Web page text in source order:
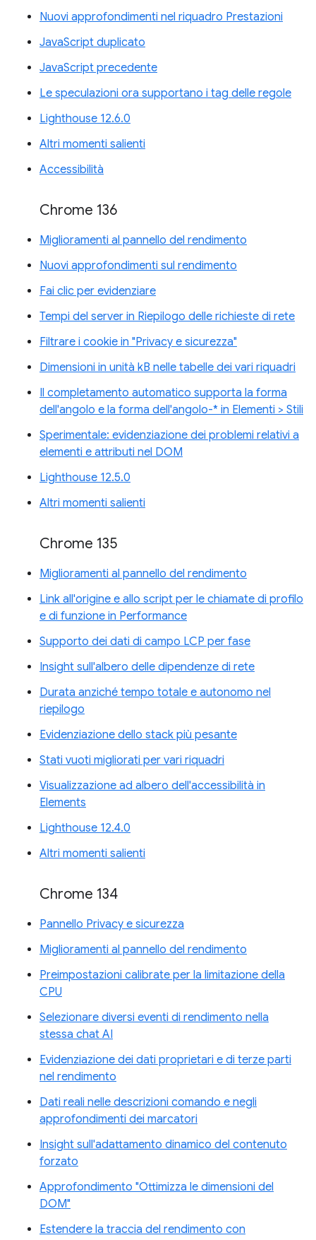
Nuovi approfondimenti nel riquadro Prestazioni
JavaScript duplicato
JavaScript precedente
Le speculazioni ora supportano i tag delle regole
Lighthouse 12.6.0
Altri momenti salienti
Accessibilità
Chrome 136
Miglioramenti al pannello del rendimento
Nuovi approfondimenti sul rendimento
Fai clic per evidenziare
Tempi del server in Riepilogo delle richieste di rete
Filtrare i cookie in "Privacy e sicurezza"
Dimensioni in unità kB nelle tabelle dei vari riquadri
Il completamento automatico supporta la forma
dell'angolo e la forma dell'angolo-* in Elementi > Stili
Sperimentale: evidenziazione dei problemi relativi a
elementi e attributi nel DOM
Lighthouse 12.5.0
Altri momenti salienti
Chrome 135
Miglioramenti al pannello del rendimento
Link all'origine e allo script per le chiamate di profilo
e di funzione in Performance
Supporto dei dati di campo LCP per fase
Insight sull'albero delle dipendenze di rete
Durata anziché tempo totale e autonomo nel
riepilogo
Evidenziazione dello stack più pesante
Stati vuoti migliorati per vari riquadri
Visualizzazione ad albero dell'accessibilità in
Elements
Lighthouse 12.4.0
Altri momenti salienti
Chrome 134
Pannello Privacy e sicurezza
Miglioramenti al pannello del rendimento
Preimpostazioni calibrate per la limitazione della
CPU
Selezionare diversi eventi di rendimento nella
stessa chat AI
Evidenziazione dei dati proprietari e di terze parti
nel rendimento
Dati reali nelle descrizioni comando e negli
approfondimenti dei marcatori
Insight sull'adattamento dinamico del contenuto
forzato
Approfondimento "Ottimizza le dimensioni del
DOM"
Estendere la traccia del rendimento con